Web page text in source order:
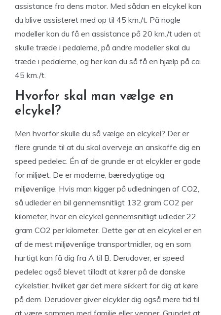
assistance fra dens motor. Med sådan en elcykel kan
du blive assisteret med op til 45 km./t. På nogle
modeller kan du få en assistance på 20 km./t uden at
skulle træde i pedalerne, på andre modeller skal du
træde i pedalerne, og her kan du så få en hjælp på ca.
45 km./t.
Hvorfor skal man vælge en
elcykel?
Men hvorfor skulle du så vælge en elcykel? Der er
flere grunde til at du skal overveje an anskaffe dig en
speed pedelec. Én af de grunde er at elcykler er gode
for miljøet. De er moderne, bæredygtige og
miljøvenlige. Hvis man kigger på udledningen af CO2,
så udleder en bil gennemsnitligt 132 gram CO2 per
kilometer, hvor en elcykel gennemsnitligt udleder 22
gram CO2 per kilometer. Dette gør at en elcykel er en
af de mest miljøvenlige transportmidler, og en som
hurtigt kan få dig fra A til B. Derudover, er speed
pedelec også blevet tilladt at kører på de danske
cykelstier, hvilket gør det mere sikkert for dig at køre
på dem. Derudover giver elcykler dig også mere tid til
at være sammen med familie eller venner. Grundet at